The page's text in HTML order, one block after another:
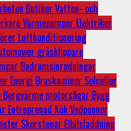
Butiker Vatten- och
Värmepumpar Elektriker
Luftkonditionering
gräsklippare
Badrumsinredningar
Energi Braskaminer Solceller
Bergvärme motorsågar Bygg
Entreprenad KökVedpannor
Skorstenar Elbilsladdning